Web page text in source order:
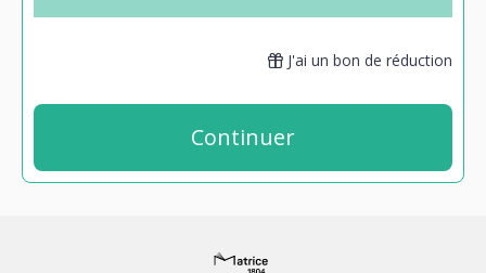
J'ai un bon de réduction
Continuer